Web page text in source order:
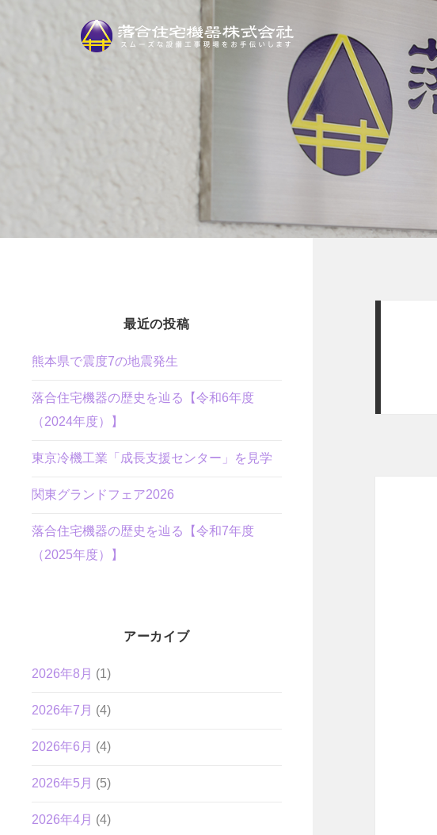
最近の投稿
熊本県で震度7の地震発生
落合住宅機器の歴史を辿る【令和6年度
（2024年度）】
東京冷機工業「成長支援センター」を見学
関東グランドフェア2026
落合住宅機器の歴史を辿る【令和7年度
（2025年度）】
アーカイブ
2026年8月 (1)
2026年7月 (4)
2026年6月 (4)
2026年5月 (5)
2026年4月 (4)